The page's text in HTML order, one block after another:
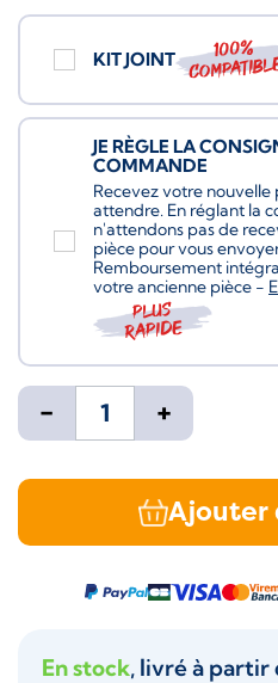
KIT JOINT 100%
JE RÈGLE LA
COMMANDE
Recevez votre nouvelle
attendre. En réglant la
n'attendons pas de
pièce pour vous
Remboursement
votre ancienne pièce -
Plus
rapide
- +
Ajouter
En stock, livré à partir